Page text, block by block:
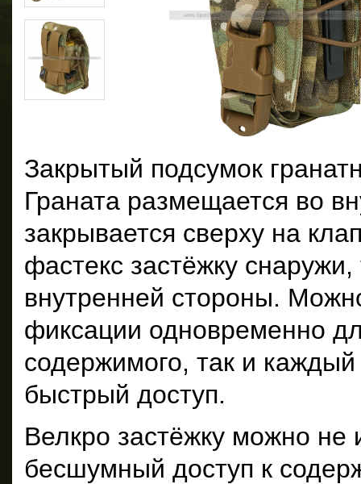
Закрытый подсумок
Граната размещается во
закрывается сверху на
фастекс застёжку
внутренней стороны.
фиксации одновременно
содержимого, так и
быстрый доступ.
Велкро застёжку можно не
бесшумный доступ к